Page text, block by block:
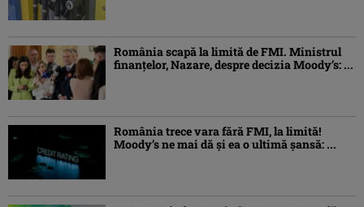
România scapă la limită de FMI. Ministrul
finanțelor, Nazare, despre decizia Moody’s: ...
România trece vara fără FMI, la limită!
Moody’s ne mai dă și ea o ultimă șansă: ...